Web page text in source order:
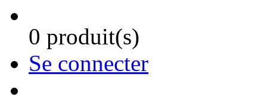
0 produit(s)
Se connecter